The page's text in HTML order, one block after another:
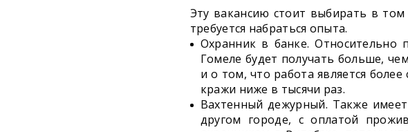
Эту вакансию стоит выбирать в том
требуется набраться опыта.
Охранник в банке. Относительно
Гомеле будет получать больше,
и о том, что работа является
кражи ниже в тысячи раз.
Вахтенный дежурный. Также
другом городе, с оплатой